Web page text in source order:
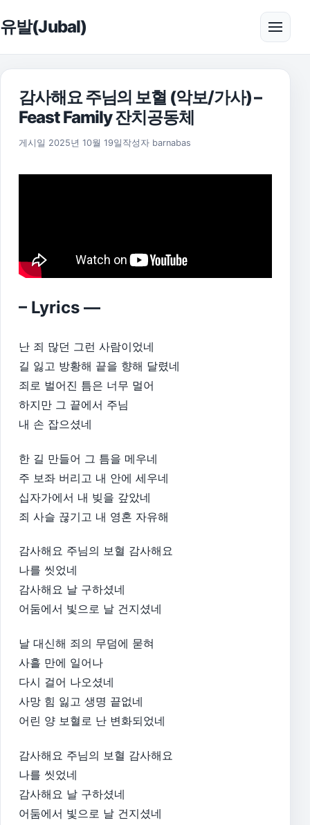
유발(Jubal) 메뉴
감사해요 주님의 보혈 (악보/가사) –
Feast Family 잔치공동체
게시일 2025년 10월 19일 2025년 11월 17일
작성자 barnabas
​– Lyrics —
난 죄 많던 그런 사람이었네
길 잃고 방황해 끝을 향해 달렸네
죄로 벌어진 틈은 너무 멀어
하지만 그 끝에서 주님
내 손 잡으셨네
한 길 만들어 그 틈을 메우네
주 보좌 버리고 내 안에 세우네
십자가에서 내 빚을 갚았네
죄 사슬 끊기고 내 영혼 자유해
감사해요 주님의 보혈 감사해요
나를 씻었네
감사해요 날 구하셨네
어둠에서 빛으로 날 건지셨네
날 대신해 죄의 무덤에 묻혀
사흘 만에 일어나
다시 걸어 나오셨네
사망 힘 잃고 생명 끝없네
어린 양 보혈로 난 변화되었네
감사해요 주님의 보혈 감사해요
나를 씻었네
감사해요 날 구하셨네
어둠에서 빛으로 날 건지셨네